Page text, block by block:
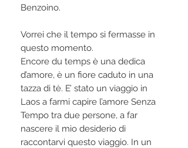
Benzoino.
Vorrei che il tempo si fermasse in
questo momento.
Encore du temps è una dedica
d’amore, è un fiore caduto in una
tazza di tè. E’ stato un viaggio in
Laos a farmi capire l’amore Senza
Tempo tra due persone, a far
nascere il mio desiderio di
raccontarvi questo viaggio. In un